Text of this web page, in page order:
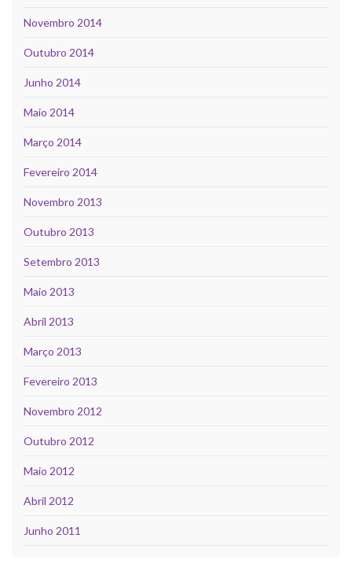
Novembro 2014
Outubro 2014
Junho 2014
Maio 2014
Março 2014
Fevereiro 2014
Novembro 2013
Outubro 2013
Setembro 2013
Maio 2013
Abril 2013
Março 2013
Fevereiro 2013
Novembro 2012
Outubro 2012
Maio 2012
Abril 2012
Junho 2011